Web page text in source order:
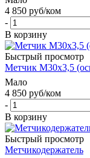
4 850 руб/ком
-
В корзину
Быстрый просмотр
Метчик М30х3,5
Мало
4 850 руб/ком
-
В корзину
Быстрый просмотр
Метчикодержатель